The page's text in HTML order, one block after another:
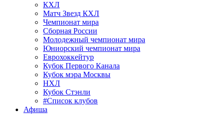
КХЛ
Матч Звезд КХЛ
Чемпионат мира
Сборная России
Молодежный чемпионат мира
Юниорский чемпионат мира
Еврохоккейтур
Кубок Первого Канала
Кубок мэра Москвы
НХЛ
Кубок Стэнли
#Список клубов
Афиша